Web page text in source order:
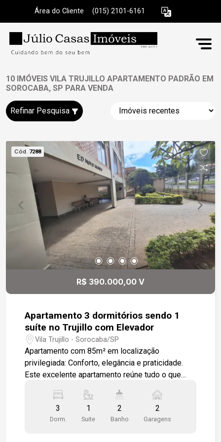
Área do Cliente (015) 2101-6161
10 IMÓVEIS VILA TRUJILLO APARTAMENTO PADRÃO EM
SOROCABA, SP PARA VENDA
Refinar Pesquisa
Cód. 7288
R$ 390.000,00 V
Apartamento 3 dormitórios sendo 1
suíte no Trujillo com Elevador
Vila Trujillo - Sorocaba/SP
Apartamento com 85m² em localização
privilegiada: Conforto, elegância e praticidade.
Este excelente apartamento reúne tudo o que
estratégica. São 3 dormitórios bem distribuídos,
sendo 1 suíte, proporcionando conforto e
privacidade para toda a família. O imóvel conta
3
Dorm.
1
Suite
2
Banho
2
Garagens